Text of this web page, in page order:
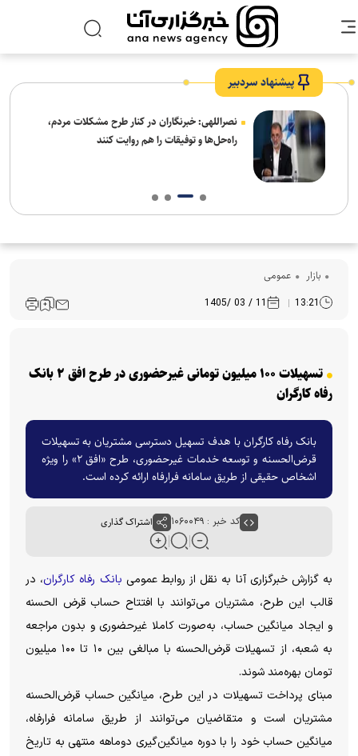
پیشنهاد سردبیر
نصراللهی: خبرنگاران در کنار طرح مشکلات مردم،
راه‌حل‌ها و توفیقات را هم روایت کنند
بازار عمومی
13:21
11 / 03 /1405
تسهیلات ۱۰۰ میلیون تومانی غیرحضوری در طرح افق ۲ بانک
رفاه کارگران
بانک رفاه کارگران با هدف تسهیل دسترسی مشتریان به تسهیلات
قرض‌الحسنه و توسعه خدمات غیرحضوری، طرح «افق ۲» را ویژه
اشخاص حقیقی از طریق سامانه فرارفاه ارائه کرده است.
کد خبر : ۱۰۶۰۰۴۹ اشتراک گذاری
به گزارش خبرگزاری آنا به نقل از روابط عمومی بانک رفاه کارگران، در
قالب این طرح، مشتریان می‌توانند با افتتاح حساب قرض الحسنه
و ایجاد میانگین حساب، به‌صورت کاملا غیرحضوری و بدون مراجعه
به شعبه، از تسهیلات قرض‌الحسنه با مبالغی بین ۱۰ تا ۱۰۰ میلیون
تومان بهره‌مند شوند.
مبنای پرداخت تسهیلات در این طرح، میانگین حساب قرض‌الحسنه
مشتریان است و متقاضیان می‌توانند از طریق سامانه فرارفاه،
میانگین حساب خود را با دوره میانگین‌گیری دوماهه منتهی به تاریخ